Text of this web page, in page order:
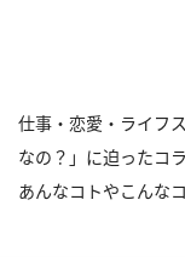
仕事・恋愛・ライフ
なの？」に迫ったコ
あんなコトやこんな